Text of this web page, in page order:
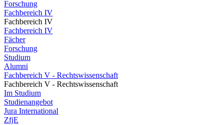
Forschung
Fachbereich IV
Fachbereich IV
Fachbereich IV
Fächer
Forschung
Studium
Alumni
Fachbereich V - Rechtswissenschaft
Fachbereich V - Rechtswissenschaft
Im Studium
Studienangebot
Jura International
ZfjE